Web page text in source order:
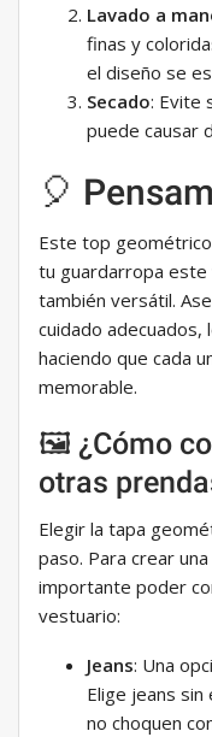
Lavado a
finas y
el diseño se
Secado: Evite
puede causar
🎈
Este top
tu guardarropa este
también versátil.
cuidado
haciendo que cada
memorable.
🖼 ¿Cómo
otras
Elegir la tapa
paso. Para crear
importante poder
vestuario:
Jeans: Una
Elige jeans
no choquen